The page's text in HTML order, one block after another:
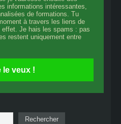
informations intéressantes,
de formations. Tu
à travers les liens de
Je hais les spams : pas
restent uniquement entre
le veux !
Rechercher